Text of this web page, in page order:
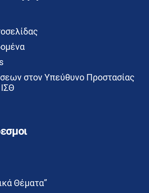
στον Υπεύθυνο Προστασίας
Θέματα”